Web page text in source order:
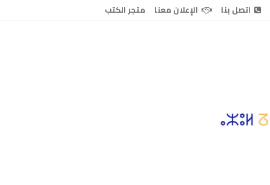
اتصل بنا الإعلان معنا متجر الكتب